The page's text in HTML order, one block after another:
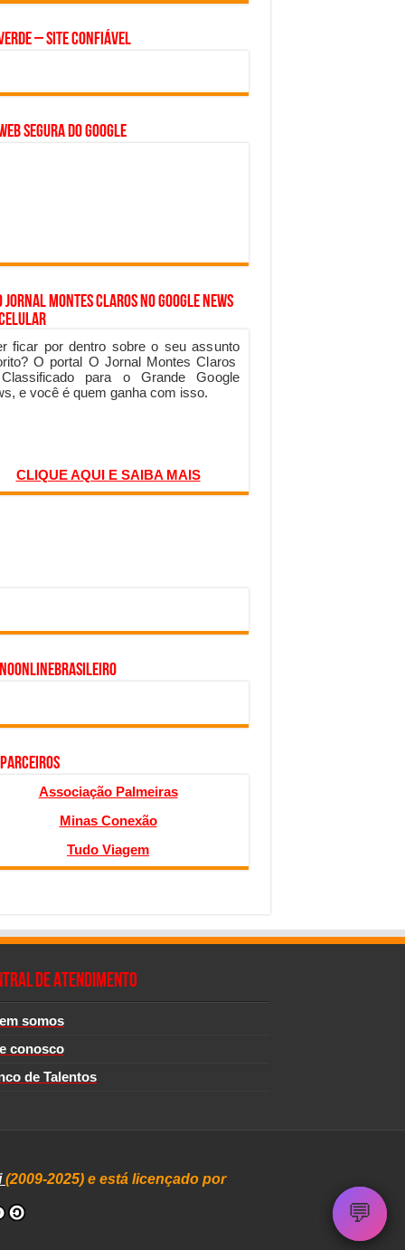
💬
– Site Confiável
SEGURA do GOOGLE
Jornal Montes Claros no Google News
ficar por dentro sobre o seu assunto
O portal O Jornal Montes Claros
para o Grande Google
e você é quem ganha com isso.
CLIQUE AQUI E SAIBA MAIS
Associação Palmeiras
Minas Conexão
Tudo Viagem
DE ATENDIMENTO
somos
conosco
de Talentos
(2009-2025) e está licençado por
💬